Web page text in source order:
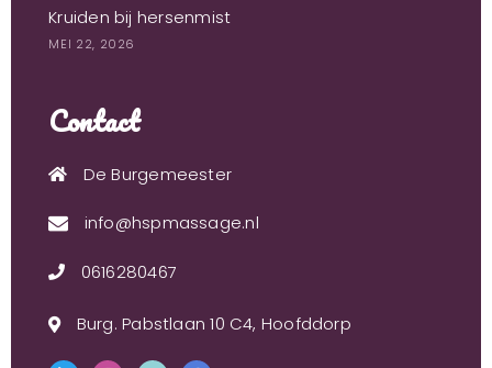
Kruiden bij hersenmist
MEI 22, 2026
Contact
De Burgemeester
info@hspmassage.nl
0616280467
Burg. Pabstlaan 10 C4, Hoofddorp